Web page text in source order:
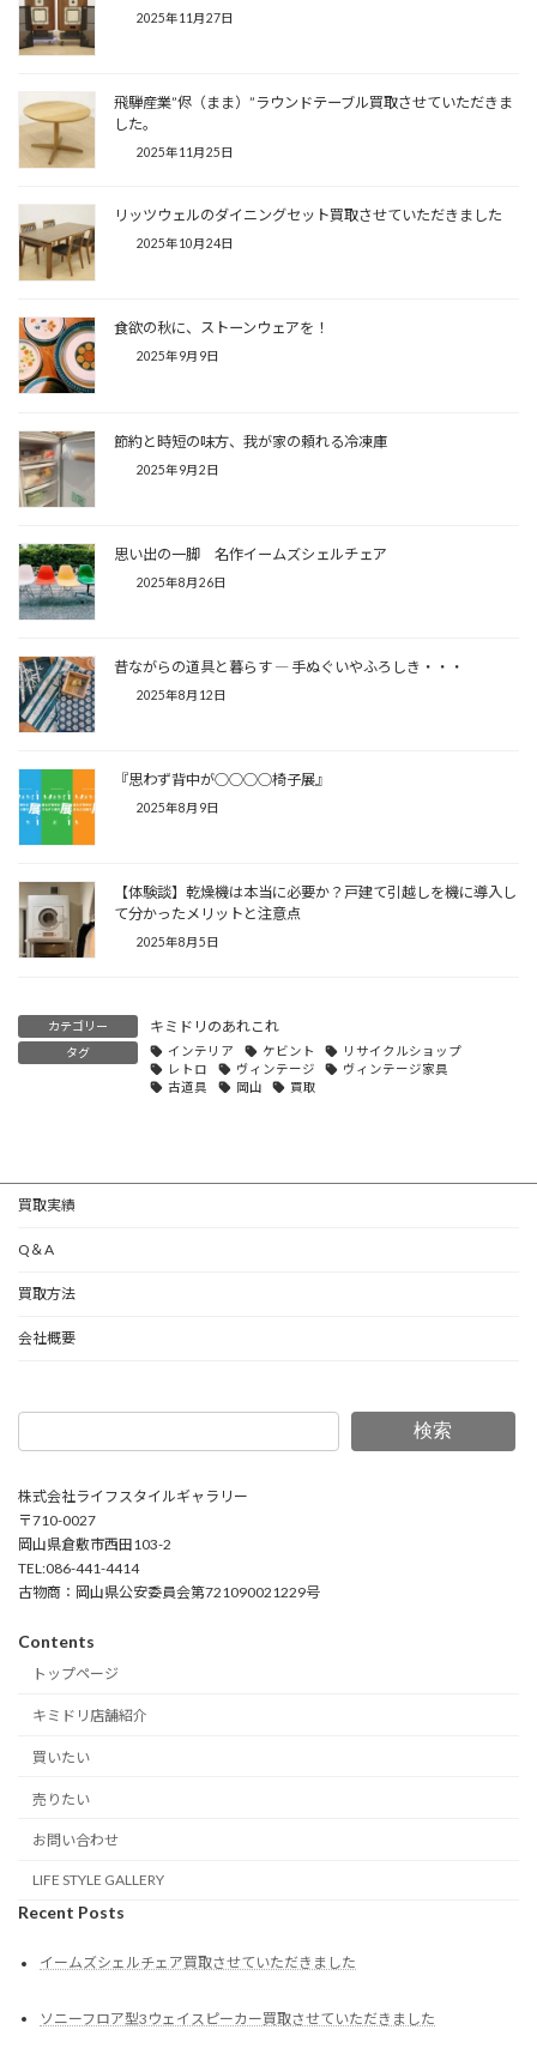
2025年11月27日
飛騨産業”侭（まま）”ラウンドテーブル買取させていただきま
した。
2025年11月25日
リッツウェルのダイニングセット買取させていただきました
2025年10月24日
食欲の秋に、ストーンウェアを！
2025年9月9日
節約と時短の味方、我が家の頼れる冷凍庫
2025年9月2日
思い出の一脚 名作イームズシェルチェア
2025年8月26日
昔ながらの道具と暮らす ― 手ぬぐいやふろしき・・・
2025年8月12日
『思わず背中が○○○○椅子展』
2025年8月9日
【体験談】乾燥機は本当に必要か？戸建て引越しを機に導入し
て分かったメリットと注意点
2025年8月5日
カテゴリー キミドリのあれこれ
タグ インテリア ケビント
リサイクルショップ
レトロ
ヴィンテージ
ヴィンテージ家具
古道具
岡山 買取
買取実績
Q＆A
買取方法
会社概要
検索
株式会社ライフスタイルギャラリー
〒710-0027
岡山県倉敷市西田103-2
TEL:086-441-4414
古物商：岡山県公安委員会第721090021229号
Contents
トップページ
キミドリ店舗紹介
買いたい
売りたい
お問い合わせ
LIFE STYLE GALLERY
Recent Posts
イームズシェルチェア買取させていただきました
ソニーフロア型3ウェイスピーカー買取させていただきました